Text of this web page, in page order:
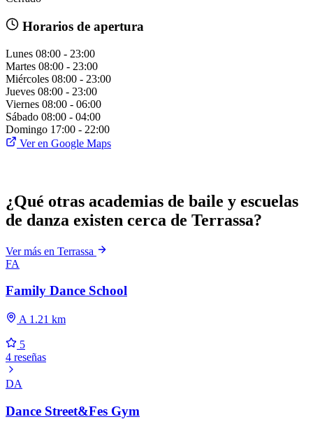
Horarios de apertura
Lunes 08:00 - 23:00
Martes 08:00 - 23:00
Miércoles 08:00 - 23:00
Jueves 08:00 - 23:00
Viernes 08:00 - 06:00
Sábado 08:00 - 04:00
Domingo 17:00 - 22:00
Ver en Google Maps
¿Qué otras academias de baile y escuelas
de danza existen cerca de Terrassa?
Ver más en Terrassa
FA
Family Dance School
A 1.21 km
5
4 reseñas
DA
Dance Street&Fes Gym